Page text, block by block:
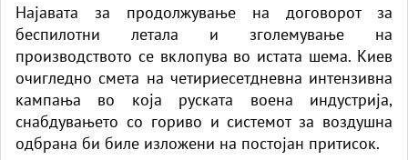
Најавата за продолжување на договорот за
беспилотни летала и зголемување на
производството се вклопува во истата шема. Киев
очигледно смета на четириесетдневна интензивна
кампања во која руската воена индустрија,
снабдувањето со гориво и системот за воздушна
одбрана би биле изложени на постојан притисок.